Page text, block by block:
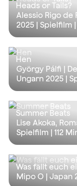
Heads or Tails?
Alessio Rigo de
2025 | Spielfilm |
Hen
György Pálfi |
Ungarn 2025 |
Summer Beats
Lise Akoka,
Spielfilm | 112
Was fällt euch
Mipo O | Japan